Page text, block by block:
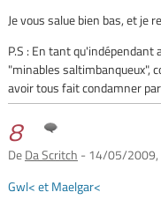
Je vous salue bien bas, et je
P.S : En tant
"minables saltimbanqueux",
avoir tous fait condamner
8
DeDa Scritch - 14/05/2009,
Gwl< et Maelgar<